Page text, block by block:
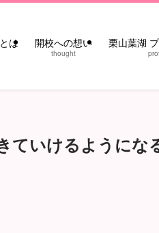
は 開校への想い
thought
栗山葉湖
ていけるようにな